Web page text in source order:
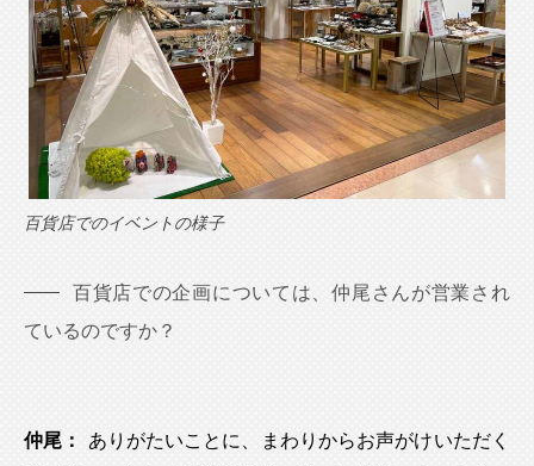
百貨店でのイベントの様子
百貨店での企画については、仲尾さんが営業され
ているのですか？
仲尾：
ありがたいことに、まわりからお声がけいただく